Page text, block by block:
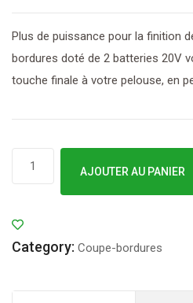
Plus de puissance pour la finition
bordures doté de 2 batteries 20V
touche finale à votre pelouse, en
quantité
de
batterie
à
STIGA
AJOUTER AU PANIER
Category: Coupe-bordures